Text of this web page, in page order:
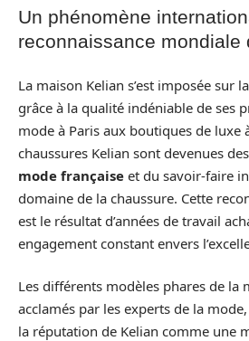
Un phénomène
reconnaissance mondiale
La maison Kelian s’est imposée sur
grâce à la qualité indéniable de ses
mode à Paris aux boutiques de luxe
chaussures Kelian sont devenues
mode française et du savoir-faire
domaine de la chaussure. Cette
est le résultat d’années de travail
engagement constant envers
Les différents modèles phares de la
acclamés par les experts de la
la réputation de Kelian comme une